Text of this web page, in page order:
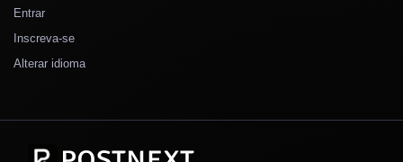
Entrar
Inscreva-se
Alterar idioma